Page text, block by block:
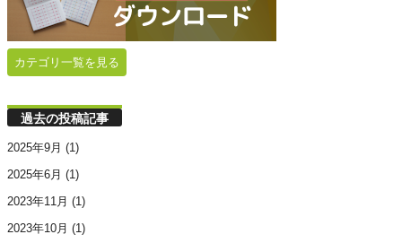
カテゴリ一覧を見る
過去の投稿記事
2025年9月 (1)
2025年6月 (1)
2023年11月 (1)
2023年10月 (1)